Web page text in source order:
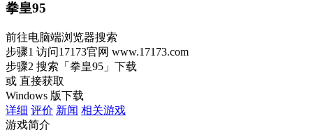
拳皇95
前往电脑端浏览器搜索
步骤1 访问17173官网 www.17173.com
步骤2 搜索 「拳皇95」 下载
或 直接获取
Windows 版下载
详细 评价 新闻 相关游戏
游戏简介